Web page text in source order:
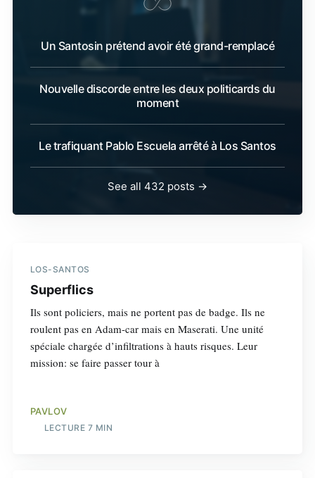
Un Santosin prétend avoir été grand-remplacé
Nouvelle discorde entre les deux politicards du
moment
Le trafiquant Pablo Escuela arrêté à Los Santos
See all 432 posts →
LOS-SANTOS
Superflics
Ils sont policiers, mais ne portent pas de badge. Ils ne
roulent pas en Adam-car mais en Maserati. Une unité
spéciale chargée d’infiltrations à hauts risques. Leur
mission: se faire passer tour à
PAVLOV
LECTURE 7 MIN